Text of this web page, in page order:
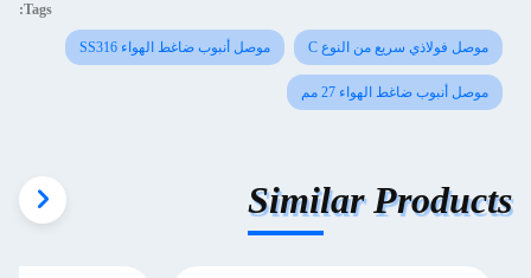
Tags:
موصل فولاذي سريع من النوع C موصل أنبوب ضاغط الهواء SS316
موصل أنبوب ضاغط الهواء 27 مم
Similar Products